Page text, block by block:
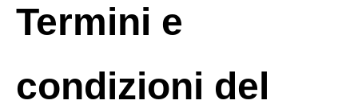
Termini e
condizioni del